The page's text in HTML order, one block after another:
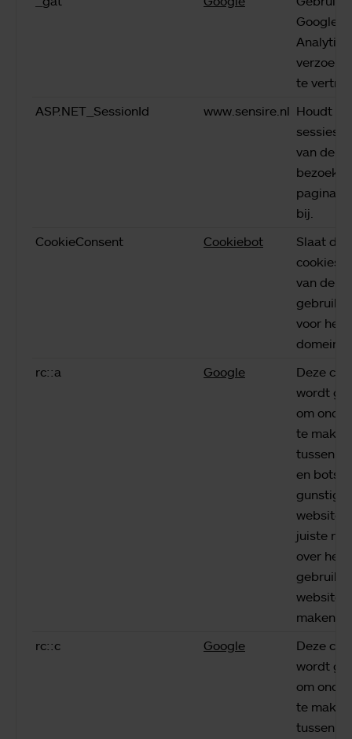
Google
Analytics
te
ASP.NET_SessionId
www.sensire.nl Houdt de
van de
bij.
CookieConsent
Cookiebot
Slaat de
van de
voor het
domein
rc::a
Google
Deze
wordt
om
te maken
tussen
en bots.
gunstig
website
juiste
over het
gebruik
website
maken.
rc::c
Google
Deze
wordt
om
te maken
tussen